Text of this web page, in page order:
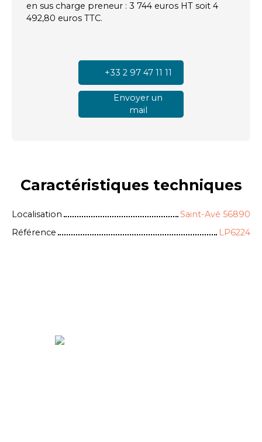
en sus charge preneur : 3 744 euros HT soit 4
492,80 euros TTC.
+33 2 97 47 11 11
Envoyer un
mail
Caractéristiques techniques
Localisation
Saint-Avé 56890
Référence
LP6224